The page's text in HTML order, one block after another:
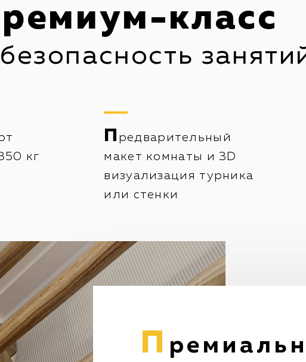
класс
кг
П редварительный
макет комнаты и 3D
визуализация турника
или стенки
П